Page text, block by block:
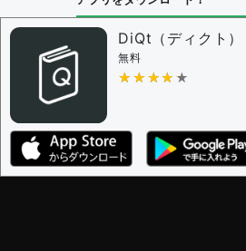
DiQt（ディクト）
無料
★★★★★
★★★★★